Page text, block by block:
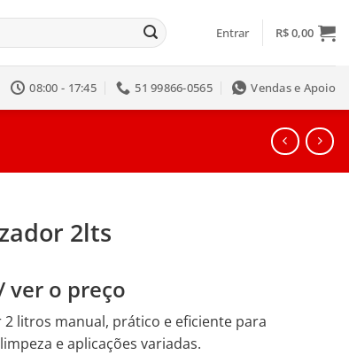
Entrar R$0,00
08:00 - 17:45 51 99866-0565 Vendas e Apoio
2lts
ver o preço
2 litros manual, prático e eficiente para
e aplicações variadas.